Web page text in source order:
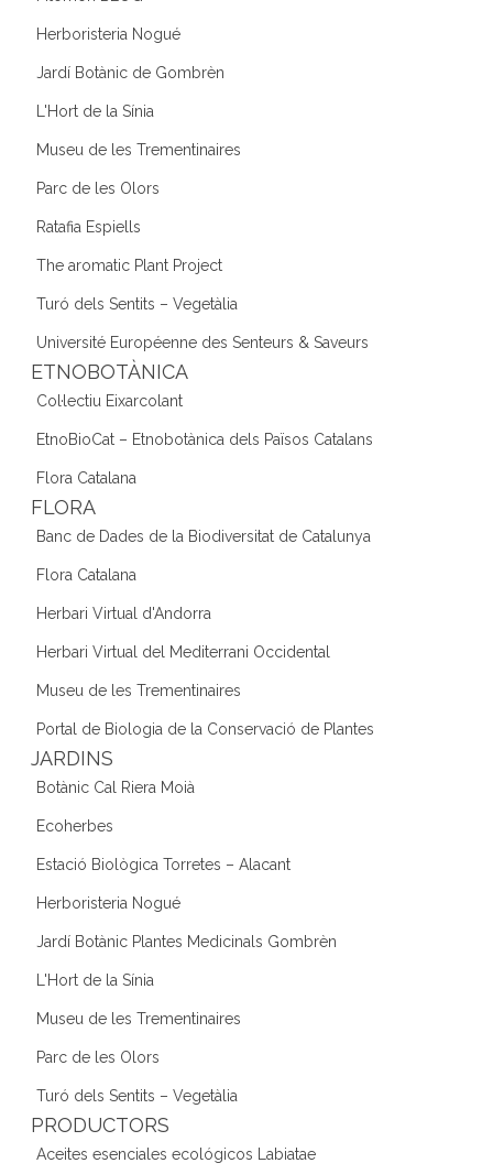
Herboristeria Nogué
Jardí Botànic de Gombrèn
L'Hort de la Sínia
Museu de les Trementinaires
Parc de les Olors
Ratafia Espiells
The aromatic Plant Project
Turó dels Sentits – Vegetàlia
Université Européenne des Senteurs & Saveurs
ETNOBOTÀNICA
Col·lectiu Eixarcolant
EtnoBioCat – Etnobotànica dels Països Catalans
Flora Catalana
FLORA
Banc de Dades de la Biodiversitat de Catalunya
Flora Catalana
Herbari Virtual d'Andorra
Herbari Virtual del Mediterrani Occidental
Museu de les Trementinaires
Portal de Biologia de la Conservació de Plantes
JARDINS
Botànic Cal Riera Moià
Ecoherbes
Estació Biològica Torretes – Alacant
Herboristeria Nogué
Jardí Botànic Plantes Medicinals Gombrèn
L'Hort de la Sínia
Museu de les Trementinaires
Parc de les Olors
Turó dels Sentits – Vegetàlia
PRODUCTORS
Aceites esenciales ecológicos Labiatae